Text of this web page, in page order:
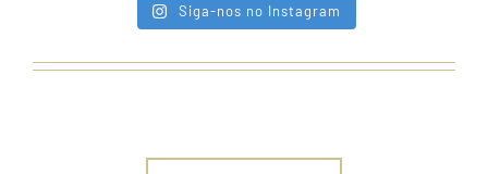
Siga-nos no Instagram